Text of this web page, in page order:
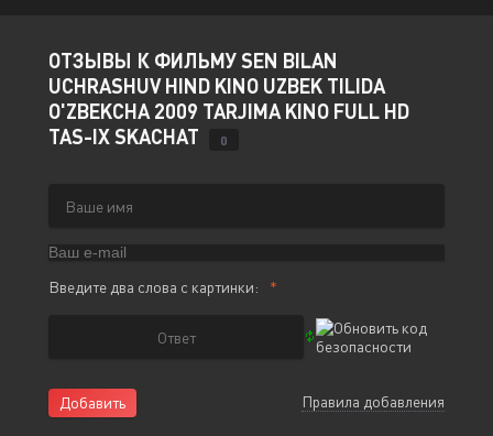
ОТЗЫВЫ К ФИЛЬМУ SEN BILAN
UCHRASHUV HIND KINO UZBEK TILIDA
O'ZBEKCHA 2009 TARJIMA KINO FULL HD
TAS-IX SKACHAT
0
Введите два слова с картинки:
Добавить Правила добавления